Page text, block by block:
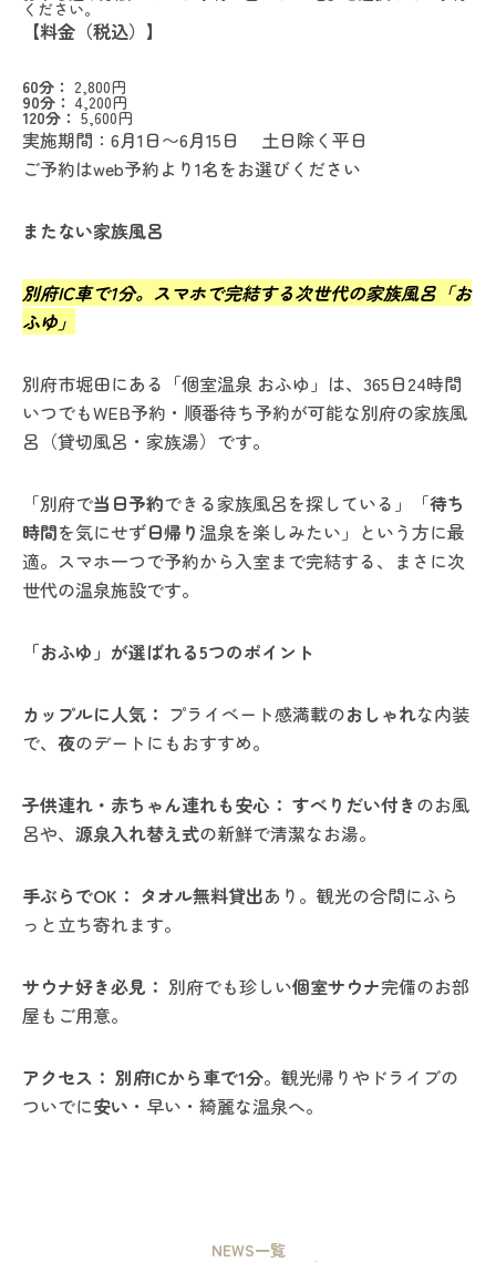
ください。
【料金（税込）】
60分： 2,800円
90分： 4,200円
120分： 5,600円
実施期間：6月1日〜6月15日 土日除く平日
ご予約はweb予約より1名をお選びください
またない家族風呂
別府IC車で1分。スマホで完結する次世代の家族風呂「お
ふゆ」
別府市堀田にある「個室温泉 おふゆ」は、365日24時間
いつでもWEB予約・順番待ち予約が可能な別府の家族風
呂（貸切風呂・家族湯）です。
「別府で当日予約できる家族風呂を探している」「待ち
時間を気にせず日帰り 温泉を楽しみたい」という方に最
適。スマホ一つで予約から入室まで完結する、まさに次
世代の温泉施設です。
「おふゆ」が選ばれる5つのポイント
カップルに人気： プライベート感満載のおしゃれな内装
で、 夜のデートにもおすすめ。
子供連れ・赤ちゃん連れも安心： すべりだい付きのお風
呂や、 源泉入れ替え式の新鮮で清潔なお湯。
手ぶらでOK： タオル無料貸出あり。観光の合間にふら
っと立ち寄れます。
サウナ好き必見： 別府でも珍しい個室サウナ完備のお部
屋もご用意。
アクセス： 別府ICから車で1分。観光帰りやドライブの
ついでに安い ・早い・綺麗な温泉へ。
NEWS一覧